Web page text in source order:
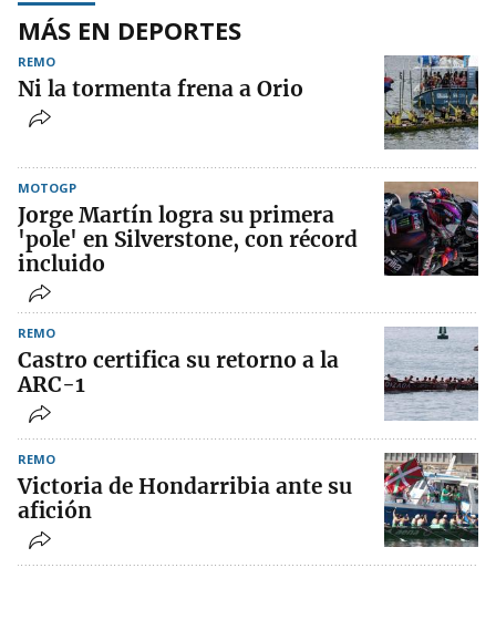
MÁS EN DEPORTES
REMO
Ni la tormenta frena a Orio
MOTOGP
Jorge Martín logra su primera
'pole' en Silverstone, con récord
incluido
REMO
Castro certifica su retorno a la
ARC-1
REMO
Victoria de Hondarribia ante su
afición